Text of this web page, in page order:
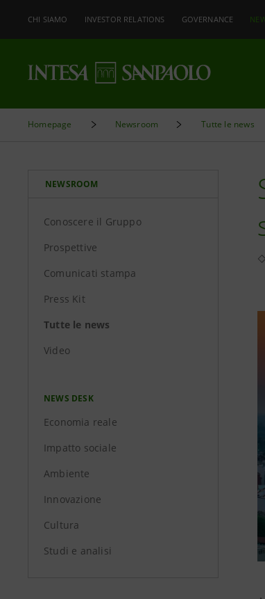
CHI SIAMO INVESTOR RELATIONS GOVERNANCE
Homepage Newsroom Tutte le news
NEWSROOM
Conoscere il Gruppo
Prospettive
Comunicati stampa
Press Kit
Tutte le news
Video
NEWS DESK
Economia reale
Impatto sociale
Ambiente
Innovazione
Cultura
Studi e analisi